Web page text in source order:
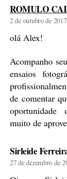
ROMULO
2 de outubro de
olá Alex!
Acompanho
ensaios
de comentar
oportunidade
muito de
Sirleide
27 de dezembro de